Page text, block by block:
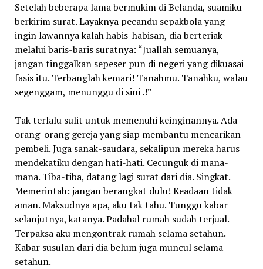
Setelah beberapa lama bermukim di Belanda, suamiku
berkirim surat. Layaknya pecandu sepakbola yang
ingin lawannya kalah habis-habisan, dia berteriak
melalui baris-baris suratnya: “Juallah semuanya,
jangan tinggalkan sepeser pun di negeri yang dikuasai
fasis itu. Terbanglah kemari! Tanahmu. Tanahku, walau
segenggam, menunggu di sini .!”
Tak terlalu sulit untuk memenuhi keinginannya. Ada
orang-orang gereja yang siap membantu mencarikan
pembeli. Juga sanak-saudara, sekalipun mereka harus
mendekatiku dengan hati-hati. Cecunguk di mana-
mana. Tiba-tiba, datang lagi surat dari dia. Singkat.
Memerintah: jangan berangkat dulu! Keadaan tidak
aman. Maksudnya apa, aku tak tahu. Tunggu kabar
selanjutnya, katanya. Padahal rumah sudah terjual.
Terpaksa aku mengontrak rumah selama setahun.
Kabar susulan dari dia belum juga muncul selama
setahun.